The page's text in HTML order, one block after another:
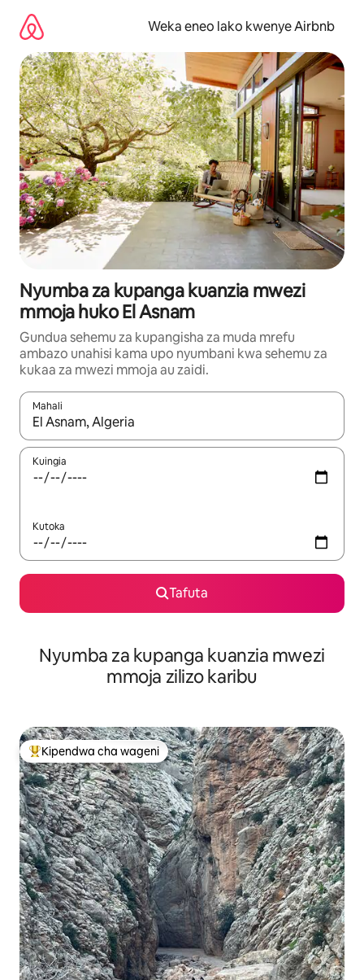
kwenda
kwenye
maudhui
Weka eneo lako kwenye Airbnb
Nyumba za kupanga kuanzia mwezi
mmoja huko El Asnam
Gundua sehemu za kupangisha za muda mrefu
ambazo unahisi kama upo nyumbani kwa sehemu za
kukaa za mwezi mmoja au zaidi.
Mahali
Wakati matokeo yanapatikana, vinjari kwa kutumia vitufe vya
Kuingia
Kutoka
Tafuta
Nyumba za kupanga kuanzia mwezi
mmoja zilizo karibu
Kipendwa maarufu cha wageni
Kipendwa cha wageni